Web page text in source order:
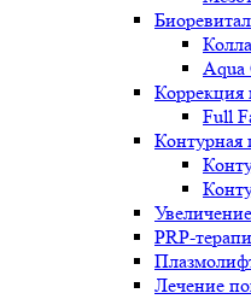
Aqua
Full
Контурная
PRP-
Лечение